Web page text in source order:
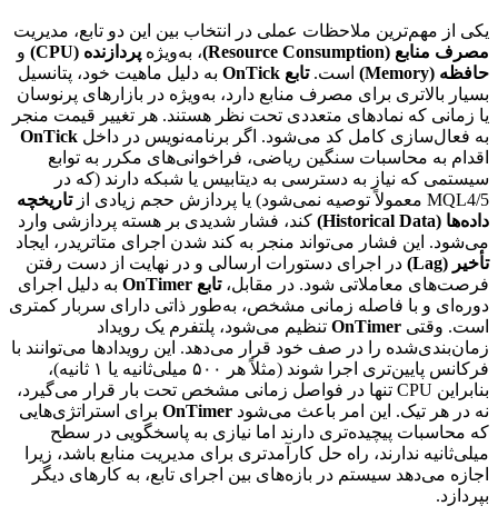
یکی از مهم‌ترین ملاحظات عملی در انتخاب بین این دو تابع، مدیریت
مصرف منابع (Resource Consumption)
، به‌ویژه پردازنده (CPU)
و
حافظه (Memory)
است.تابع OnTick
به دلیل ماهیت خود، پتانسیل
بسیار بالاتری برای مصرف منابع دارد، به‌ویژه در بازارهای پرنوسان
یا زمانی که نمادهای متعددی تحت نظر هستند. هر تغییر قیمت منجر
به فعال‌سازی کامل کد می‌شود. اگر برنامه‌نویس در داخل OnTick
اقدام به محاسبات سنگین ریاضی، فراخوانی‌های مکرر به توابع
سیستمی که نیاز به دسترسی به دیتابیس یا شبکه دارند (که در
MQL4/5 معمولاً توصیه نمی‌شود) یا پردازش حجم زیادی از
تاریخچه
داده‌ها (Historical Data)
کند، فشار شدیدی بر هسته پردازشی وارد
می‌شود. این فشار می‌تواند منجر به کند شدن اجرای متاتریدر، ایجاد
تأخیر (Lag)
در اجرای دستورات ارسالی و در نهایت از دست رفتن
فرصت‌های معاملاتی شود. در مقابل،تابع OnTimer
به دلیل اجرای
دوره‌ای و با فاصله زمانی مشخص، به‌طور ذاتی دارای سربار کمتری
است. وقتی OnTimer تنظیم می‌شود، پلتفرم یک رویداد
زمان‌بندی‌شده را در صف خود قرار می‌دهد. این رویدادها می‌توانند با
فرکانس پایین‌تری اجرا شوند (مثلاً هر ۵۰۰ میلی‌ثانیه یا ۱ ثانیه)،
بنابراین CPU تنها در فواصل زمانی مشخص تحت بار قرار می‌گیرد،
نه در هر تیک. این امر باعث می‌شود OnTimer برای استراتژی‌هایی
که محاسبات پیچیده‌تری دارند اما نیازی به پاسخگویی در سطح
میلی‌ثانیه ندارند، راه حل کارآمدتری برای مدیریت منابع باشد، زیرا
اجازه می‌دهد سیستم در بازه‌های بین اجرای تابع، به کارهای دیگر
بپردازد.